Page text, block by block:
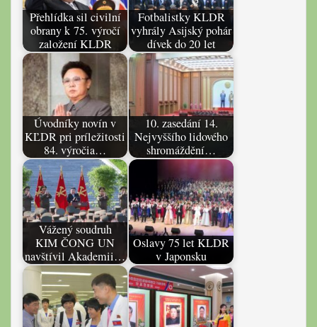
Přehlídka sil civilní
obrany k 75. výročí
založení KLDR
Fotbalistky KLDR
vyhrály Asijský pohár
dívek do 20 let
Úvodníky novín v
KĽDR pri príležitosti
84. výročia…
10. zasedání 14.
Nejvyššího lidového
shromáždění…
Vážený soudruh
KIM ČONG UN
navštívil Akademii…
Oslavy 75 let KLDR
v Japonsku